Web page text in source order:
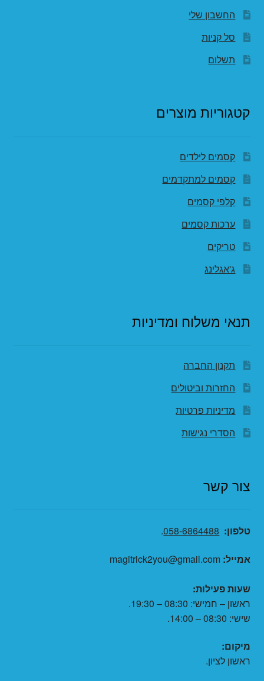
החשבון שלי
סל קניות
תשלום
קטגוריות מוצרים
קסמים לילדים
קסמים למתקדמים
קלפי קסמים
ערכות קסמים
טריקים
ג'אגלינג
תנאי משלוח ומדיניות
תקנון החברה
החזרות וביטולים
מדיניות פרטיות
הסדרי נגישות
צור קשר
טלפון: 058-6864488
.
אמייל:
שעות פעילות:
ראשון – חמישי: 08:30 – 19:30.
שישי: 08:30 – 14:00.
מיקום:
ראשון לציון.